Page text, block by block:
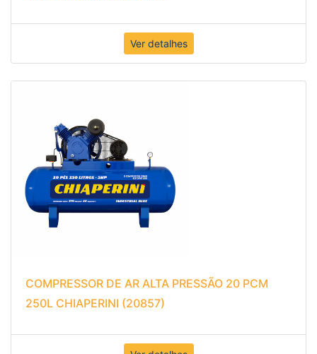
Ver detalhes
COMPRESSOR DE AR ALTA PRESSÃO 20 PCM
250L CHIAPERINI (20857)